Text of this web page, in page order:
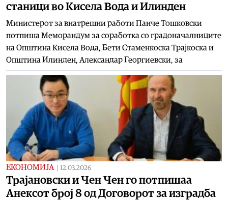
станици во Кисела Вода и Илинден
Министерот за внатрешни работи Панче Тошковски
потпиша Меморандум за соработка со градоначалниците
на Општина Кисела Вода, Бети Стаменкоска Трајкоска и
Општина Илинден, Александар Георгиевски, за
ЕКОНОМИЈА 12.03.2026
Трајановски и Чен Чен го потпишаа
Анексот број 8 од Договорот за изградба